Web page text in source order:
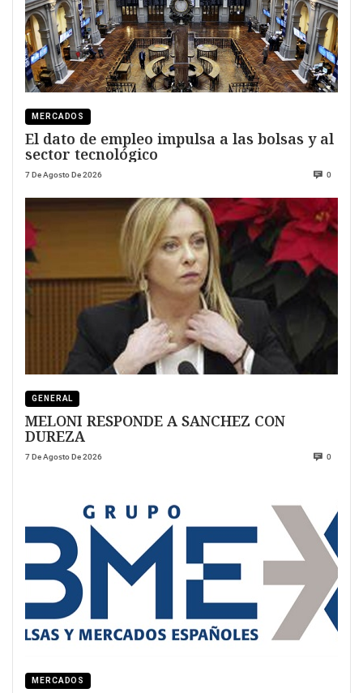
MERCADOS
El dato de empleo impulsa a las bolsas y al
sector tecnológico
7 De Agosto De 2026 0
GENERAL
MELONI RESPONDE A SANCHEZ CON
DUREZA
7 De Agosto De 2026 0
MERCADOS